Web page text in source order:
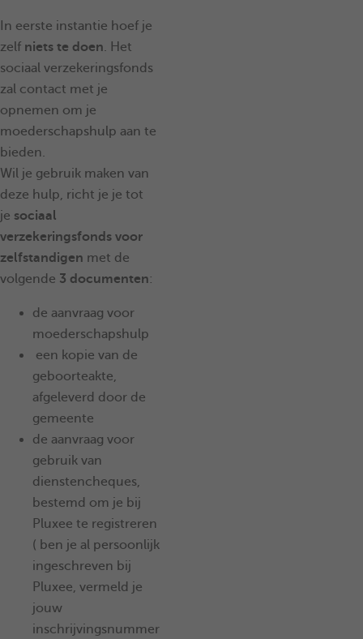
In eerste instantie hoef je
zelf niets te doen. Het
sociaal verzekeringsfonds
zal contact met je
opnemen om je
moederschapshulp aan te
bieden.
Wil je gebruik maken van
deze hulp, richt je je tot
je sociaal
verzekeringsfonds voor
zelfstandigen met de
volgende 3 documenten:
de aanvraag voor
moederschapshulp
een kopie van de
geboorteakte,
afgeleverd door de
gemeente
de aanvraag voor
gebruik van
dienstencheques,
bestemd om je bij
Pluxee te registreren
( ben je al persoonlijk
ingeschreven bij
Pluxee, vermeld je
jouw
inschrijvingsnummer